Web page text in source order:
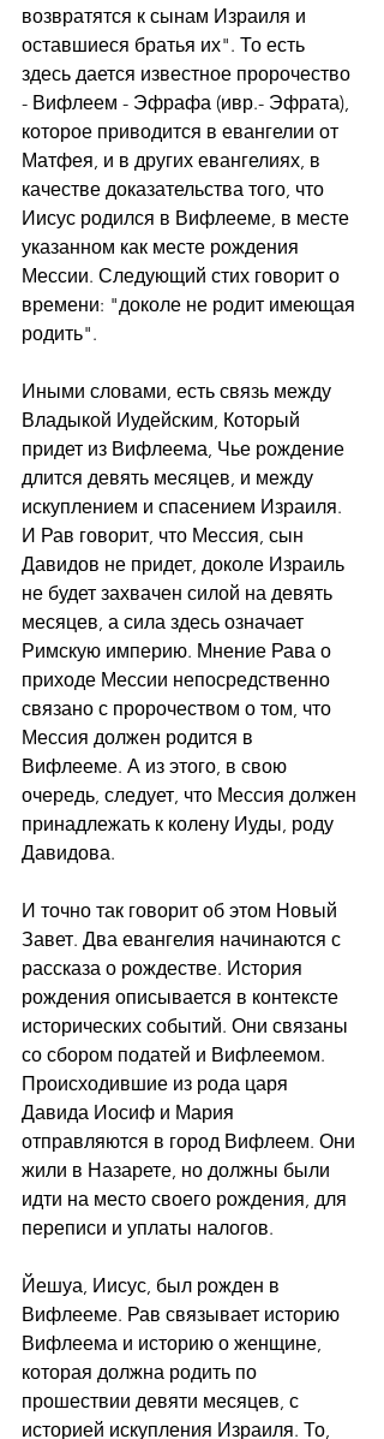
возвратятся к сынам Израиля и
оставшиеся братья их". То есть
здесь дается известное пророчество
- Вифлеем - Эфрафа (ивр.- Эфрата),
которое приводится в евангелии от
Матфея, и в других евангелиях, в
качестве доказательства того, что
Иисус родился в Вифлееме, в месте
указанном как месте рождения
Мессии. Следующий стих говорит о
времени: "доколе не родит имеющая
родить".
Иными словами, есть связь между
Владыкой Иудейским, Который
придет из Вифлеема, Чье рождение
длится девять месяцев, и между
искуплением и спасением Израиля.
И Рав говорит, что Мессия, сын
Давидов не придет, доколе Израиль
не будет захвачен силой на девять
месяцев, а сила здесь означает
Римскую империю. Мнение Рава о
приходе Мессии непосредственно
связано с пророчеством о том, что
Мессия должен родится в
Вифлееме. А из этого, в свою
очередь, следует, что Мессия должен
принадлежать к колену Иуды, роду
Давидова.
И точно так говорит об этом Новый
Завет. Два евангелия начинаются с
рассказа о рождестве. История
рождения описывается в контексте
исторических событий. Они связаны
со сбором податей и Вифлеемом.
Происходившие из рода царя
Давида Иосиф и Мария
отправляются в город Вифлеем. Они
жили в Назарете, но должны были
идти на место своего рождения, для
переписи и уплаты налогов.
Йешуа, Иисус, был рожден в
Вифлееме. Рав связывает историю
Вифлеема и историю о женщине,
которая должна родить по
прошествии девяти месяцев, с
историей искупления Израиля. То,